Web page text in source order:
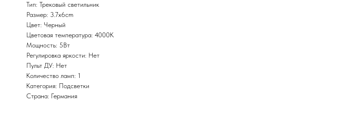
Тип: Трековый светильник
Размер: 3.7x6cm
Цвет: Черный
Цветовая температура: 4000K
Мощность: 5Вт
Регулировка яркости: Нет
Пульт ДУ: Нет
Количество ламп: 1
Категория: Подсветки
Страна: Германия